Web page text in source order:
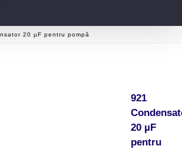
20 µF pentru pompă
921
20 µF
pentru